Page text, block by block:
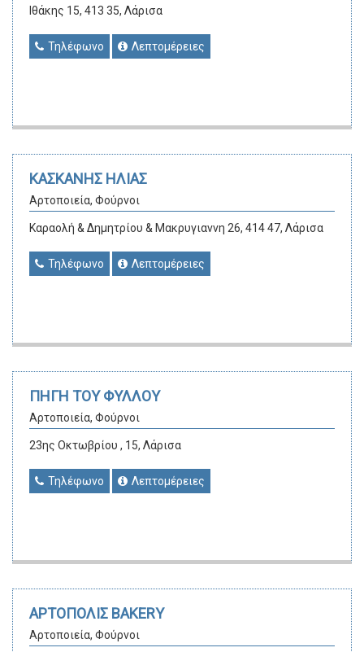
Ιθάκης 15, 413 35, Λάρισα
Τηλέφωνο Λεπτομέρειες
ΚΑΣΚΑΝΗΣ ΗΛΙΑΣ
Αρτοποιεία, Φούρνοι
Καραολή & Δημητρίου & Μακρυγιαννη 26, 414 47, Λάρισα
Τηλέφωνο Λεπτομέρειες
ΠΗΓΗ ΤΟΥ ΦΥΛΛΟΥ
Αρτοποιεία, Φούρνοι
23ης Οκτωβρίου , 15, Λάρισα
Τηλέφωνο Λεπτομέρειες
ΑΡΤΟΠΟΛΙΣ BAKERY
Αρτοποιεία, Φούρνοι